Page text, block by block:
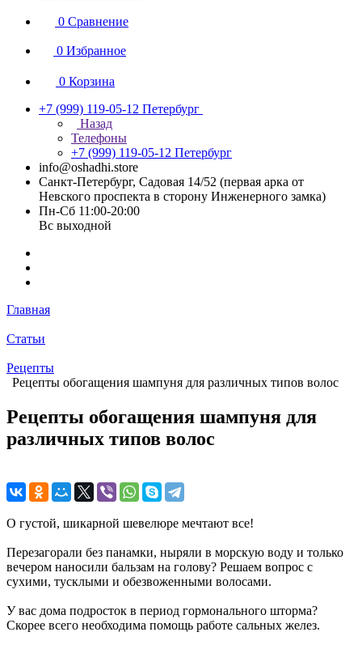
0 Сравнение
0 Избранное
0 Корзина
+7 (999) 119-05-12 Петербург
Назад
Телефоны
+7 (999) 119-05-12 Петербург
info@oshadhi.store
Санкт-Петербург, Садовая 14/52 (первая арка от
Невского проспекта в сторону Инженерного замка)
Пн-Сб 11:00-20:00
Вс выходной
Главная
Статьи
Рецепты
Рецепты обогащения шампуня для различных типов волос
Рецепты обогащения шампуня для
различных типов волос
О густой, шикарной шевелюре мечтают все!
Перезагорали без панамки, ныряли в морскую воду и только
вечером наносили бальзам на голову? Решаем вопрос с
сухими, тусклыми и обезвоженными волосами.
У вас дома подросток в период гормонального шторма?
Скорее всего необходима помощь работе сальных желез.